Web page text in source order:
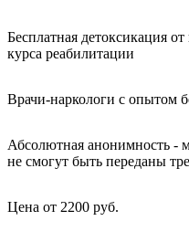
Бесплатная детоксикация
курса реабилитации
Врачи-наркологи с опытом
Абсолютная анонимность -
не смогут быть переданы
Цена от 2200 руб.